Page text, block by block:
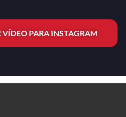
VÍDEO PARA INSTAGRAM